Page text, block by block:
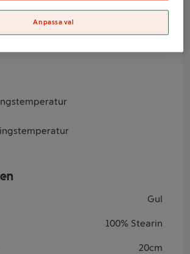
Gul
100% Stearin
20cm
Anpassa val